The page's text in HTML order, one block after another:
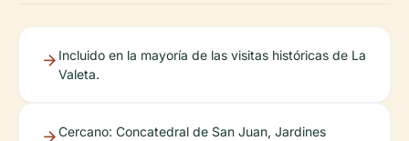
Incluido en la mayoría de las visitas históricas de La
Valeta.
Cercano: Concatedral de San Juan, Jardines